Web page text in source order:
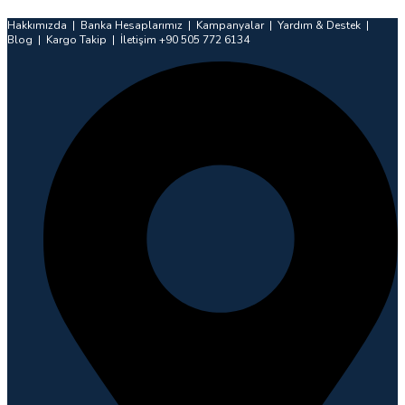
atla
Hakkımızda | Banka Hesaplarımız | Kampanyalar | Yardım & Destek |
Blog | Kargo Takip | İletişim +90 505 772 6134